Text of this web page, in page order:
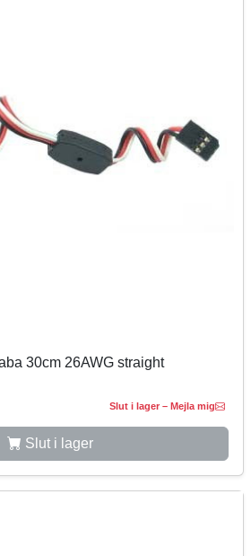
30cm 26AWG straight
Slut i lager – Mejla mig
Slut i lager